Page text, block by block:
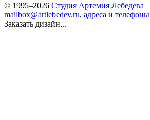
© 1995–2026 Студия Артемия Лебедева
mailbox@artlebedev.ru, адреса и телефоны
Заказать дизайн...